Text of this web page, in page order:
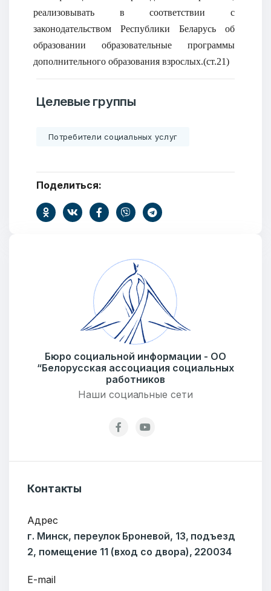
Подпишитесь:
реализовывать в соответствии с
законодательством Республики Беларусь об
образовании образовательные программы
дополнительного образования взрослых.(ст.21)
Целевые группы
Потребители социальных услуг
Поделиться:
Бюро социальной информации - ОО
“Белорусская ассоциация социальных
работников
Наши социальные сети
Контакты
Адрес
г. Минск, переулок Броневой, 13, подъезд
2, помещение 11 (вход со двора), 220034
E-mail